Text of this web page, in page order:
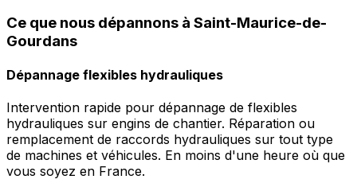
Ce que nous dépannons à Saint-Maurice-de-
Gourdans
Dépannage flexibles hydrauliques
Intervention rapide pour dépannage de flexibles
hydrauliques sur engins de chantier. Réparation ou
remplacement de raccords hydrauliques sur tout type
de machines et véhicules. En moins d'une heure où que
vous soyez en France.